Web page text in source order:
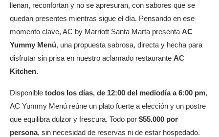
llenan, reconfortan y no se apresuran, con sabores que se
quedan presentes mientras sigue el día. Pensando en ese
momento clave, AC by Marriott Santa Marta presenta AC
Yummy Menú, una propuesta sabrosa, directa y hecha para
disfrutar sin prisa en nuestro aclamado restaurante AC
Kitchen.
Disponible todos los días, de 12:00 del mediodía a 6:00 pm,
AC Yummy Menú reúne un plato fuerte a elección y un postre
que equilibra dulzor y frescura. Todo por $55.000 por
persona, sin necesidad de reservas ni de estar hospedado.